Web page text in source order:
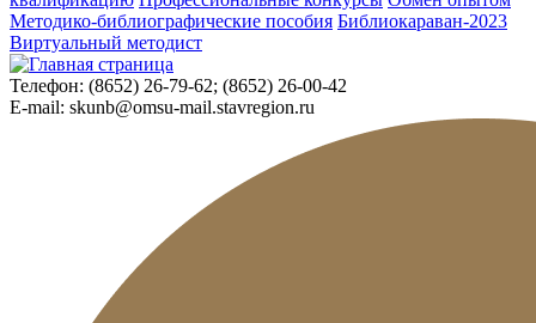
Методико-библиографические пособия Библиокараван-2023
Виртуальный методист
Телефон: (8652) 26-79-62; (8652) 26-00-42
E-mail: skunb@omsu-mail.stavregion.ru